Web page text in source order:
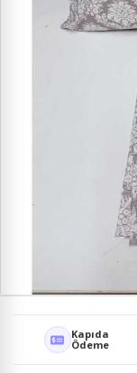
Kapıda
Ödeme